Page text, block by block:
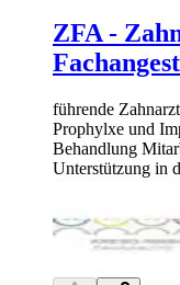
ZFA -
führende
Prophylxe und
Behandlung
Unterstützung in